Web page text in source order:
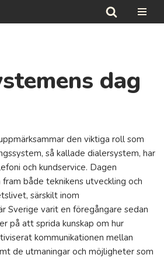
dag
den viktiga roll som
så kallade dialersystem, har
och kundservice. Dagen
både teknikens utveckling och
särskilt inom
Sverige varit en föregångare sedan
på att sprida kunskap om hur
kommunikationen mellan
de utmaningar och möjligheter som